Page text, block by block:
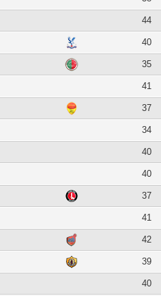
44
40
35
41
37
34
40
40
37
41
42
39
40